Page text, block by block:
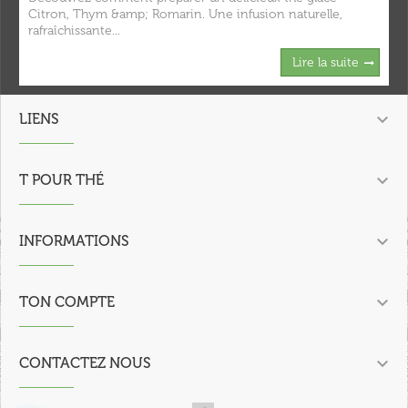
Citron, Thym &amp; Romarin. Une infusion naturelle,
rafraîchissante...
Lire la suite
LIENS 
T POUR THÉ 
INFORMATIONS 
TON COMPTE 
CONTACTEZ NOUS 